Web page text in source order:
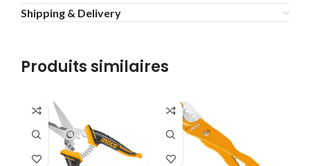
Shipping & Delivery
Produits similaires